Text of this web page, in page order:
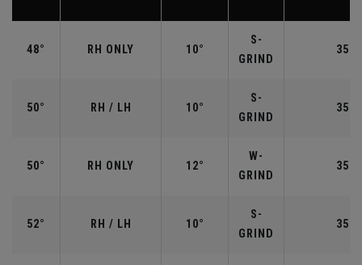
48° RH ONLY 10°
S-
GRIND
50° RH / LH 10°
S-
GRIND
50° RH ONLY 12°
W-
GRIND
52° RH / LH 10°
S-
GRIND